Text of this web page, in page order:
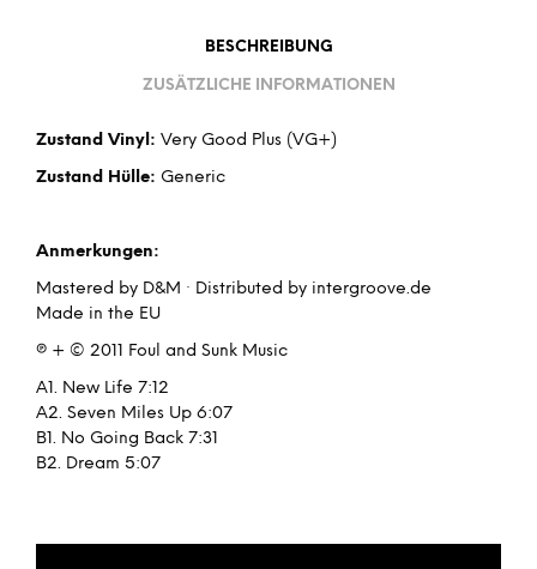
BESCHREIBUNG
ZUSÄTZLICHE INFORMATIONEN
Zustand Vinyl: Very Good Plus (VG+)
Zustand Hülle: Generic
Anmerkungen:
Mastered by D&M · Distributed by intergroove.de
Made in the EU
℗ + © 2011 Foul and Sunk Music
A1. New Life 7:12
A2. Seven Miles Up 6:07
B1. No Going Back 7:31
B2. Dream 5:07